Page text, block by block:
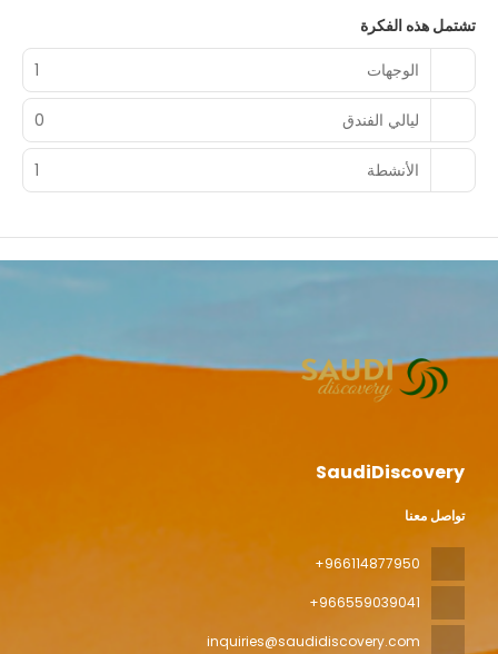
تشتمل هذه الفكرة
الوجهات
1
ليالي الفندق 0
الأنشطة 1
SaudiDiscovery
تواصل معنا
+966114877950
+966559039041
inquiries@saudidiscovery.com